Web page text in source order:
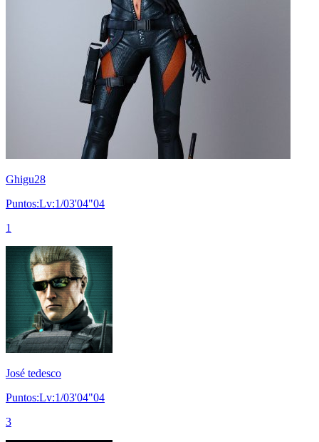
Ghigu28
Puntos:Lv:1/03'04"04
1
José tedesco
Puntos:Lv:1/03'04"04
3